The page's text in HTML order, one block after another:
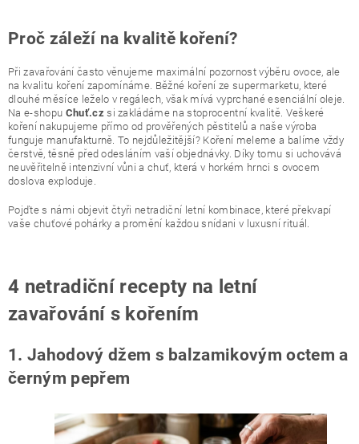
Proč záleží na kvalitě koření?
Při zavařování často věnujeme maximální pozornost výběru ovoce, ale
na kvalitu koření zapomínáme. Běžné koření ze supermarketu, které
dlouhé měsíce leželo v regálech, však mívá vyprchané esenciální oleje.
Na e-shopu Chuť.czsi zakládáme na stoprocentní kvalitě. Veškeré
koření nakupujeme přímo od prověřených pěstitelů a naše výroba
funguje manufakturně. To nejdůležitější? Koření meleme a balíme vždy
čerstvě, těsně před odesláním vaší objednávky. Díky tomu si uchovává
neuvěřitelně intenzivní vůni a chuť, která v horkém hrnci s ovocem
doslova exploduje.
Pojďte s námi objevit čtyři netradiční letní kombinace, které překvapí
vaše chuťové pohárky a promění každou snídani v luxusní rituál.
4 netradiční recepty na letní
zavařování s kořením
1. Jahodový džem s balzamikovým octem a
černým pepřem